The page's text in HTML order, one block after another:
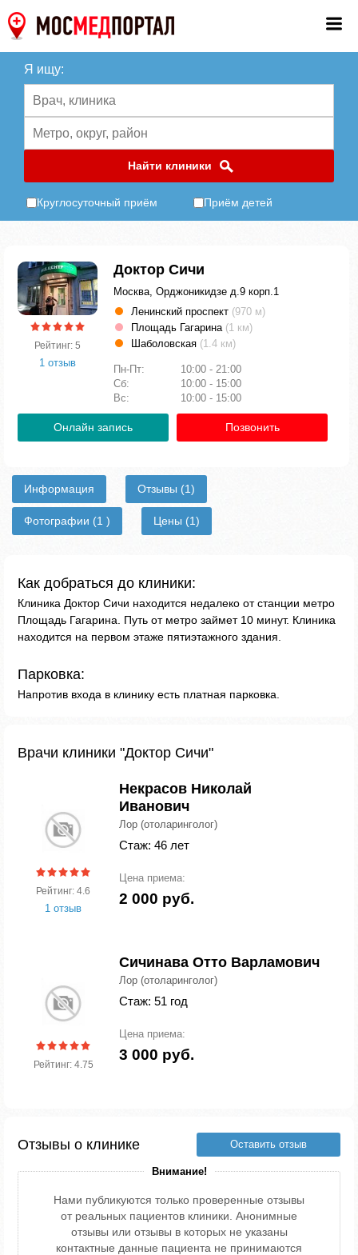
Я ищу:
Найти клиники
Круглосуточный приём Приём детей
Рейтинг: 5
1 отзыв
Доктор Сичи
Москва, Орджоникидзе д.9 корп.1
Ленинский проспект (970 м)
Площадь Гагарина (1 км)
Шаболовская (1.4 км)
Пн-Пт:
10:00 - 21:00
Сб:
10:00 - 15:00
Вс:
10:00 - 15:00
Онлайн запись Позвонить
Информация Отзывы (1)
Фотографии (1 ) Цены (1)
Как добраться до клиники:
Клиника Доктор Сичи находится недалеко от станции метро
Площадь Гагарина. Путь от метро займет 10 минут. Клиника
находится на первом этаже пятиэтажного здания.
Парковка:
Напротив входа в клинику есть платная парковка.
Врачи клиники "Доктор Сичи"
Рейтинг: 4.6
1 отзыв
Некрасов Николай
Иванович
Лор (отоларинголог)
Стаж: 46 лет
Цена приема:
2 000 руб.
Рейтинг: 4.75
Сичинава Отто Варламович
Лор (отоларинголог)
Стаж: 51 год
Цена приема:
3 000 руб.
Отзывы о клинике Оставить отзыв
Внимание!
Нами публикуются только проверенные отзывы
от реальных пациентов клиники. Анонимные
отзывы или отзывы в которых не указаны
контактные данные пациента не принимаются